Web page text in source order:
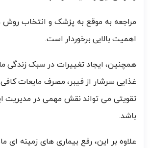
مراجعه به موقع به پزشک و انتخاب روش
اهمیت بالایی برخوردار است.
همچنین، ایجاد تغییرات در سبک زندگی
غذایی سرشار از فیبر، مصرف مایعات
تقویتی می تواند نقش مهمی در مدیریت
باشد.
علاوه بر این، رفع بیماری های زمینه ای